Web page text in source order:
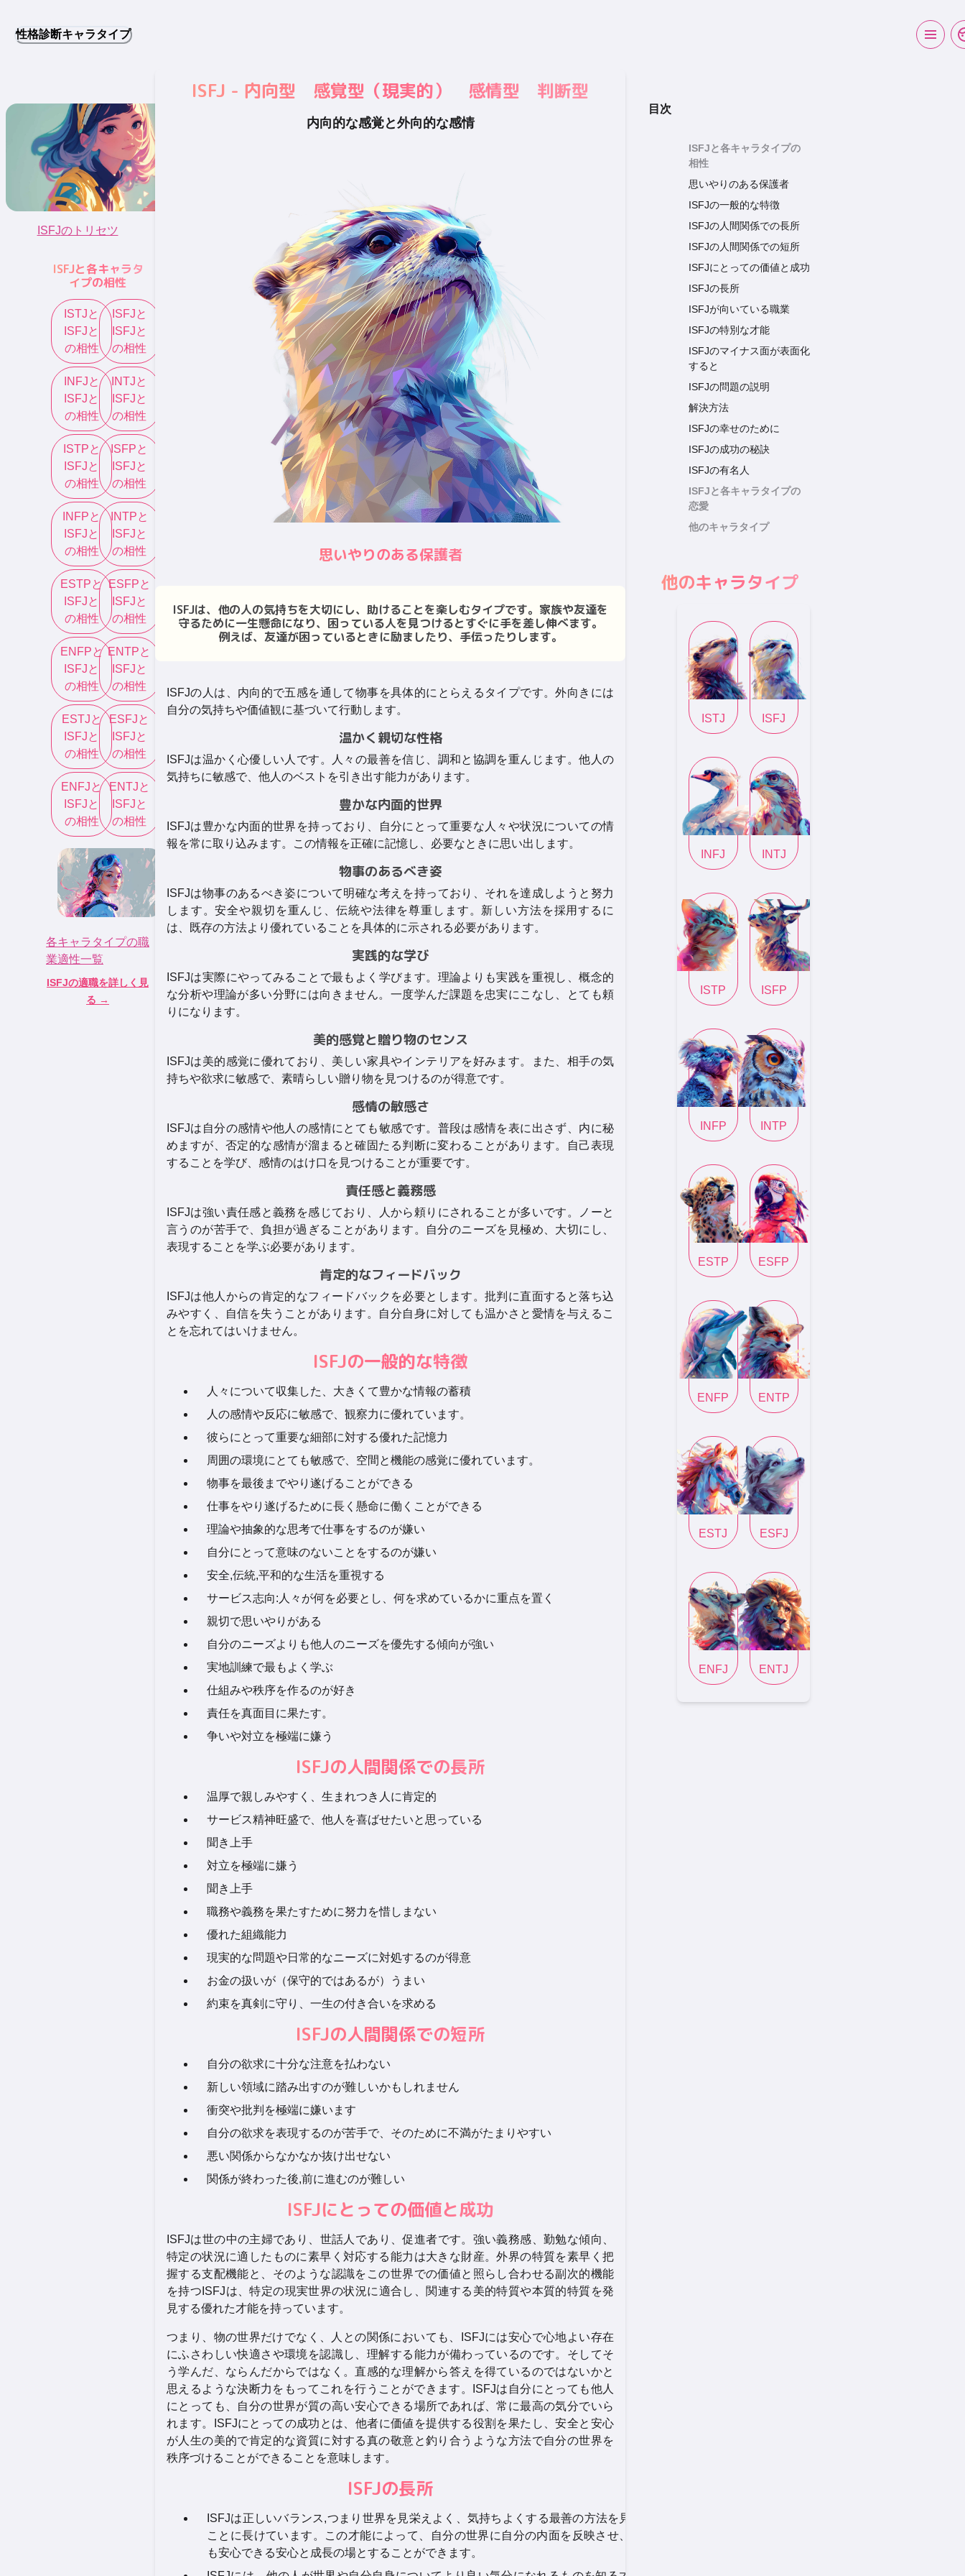
性格診断キャラタイプ
ISFJのトリセツ
ISFJと各キャラタ
イプの相性
ISTJと
ISFJと
の相性
ISFJと
ISFJと
の相性
INFJと
ISFJと
の相性
INTJと
ISFJと
の相性
ISTPと
ISFJと
の相性
ISFPと
ISFJと
の相性
INFPと
ISFJと
の相性
INTPと
ISFJと
の相性
ESTPと
ISFJと
の相性
ESFPと
ISFJと
の相性
ENFPと
ISFJと
の相性
ENTPと
ISFJと
の相性
ESTJと
ISFJと
の相性
ESFJと
ISFJと
の相性
ENFJと
ISFJと
の相性
ENTJと
ISFJと
の相性
各キャラタイプの職
業適性一覧
ISFJの適職を詳しく見
る →
ISFJ - 内向型 感覚型（現実的） 感情型 判断型
内向的な感覚と外向的な感情
思いやりのある保護者
ISFJは、他の人の気持ちを大切にし、助けることを楽しむタイプです。家族や友達を
守るために一生懸命になり、困っている人を見つけるとすぐに手を差し伸べます。
例えば、友達が困っているときに励ましたり、手伝ったりします。
ISFJの人は、内向的で五感を通して物事を具体的にとらえるタイプです。外向きには
自分の気持ちや価値観に基づいて行動します。
温かく親切な性格
ISFJは温かく心優しい人です。人々の最善を信じ、調和と協調を重んじます。他人の
気持ちに敏感で、他人のベストを引き出す能力があります。
豊かな内面的世界
ISFJは豊かな内面的世界を持っており、自分にとって重要な人々や状況についての情
報を常に取り込みます。この情報を正確に記憶し、必要なときに思い出します。
物事のあるべき姿
ISFJは物事のあるべき姿について明確な考えを持っており、それを達成しようと努力
します。安全や親切を重んじ、伝統や法律を尊重します。新しい方法を採用するに
は、既存の方法より優れていることを具体的に示される必要があります。
実践的な学び
ISFJは実際にやってみることで最もよく学びます。理論よりも実践を重視し、概念的
な分析や理論が多い分野には向きません。一度学んだ課題を忠実にこなし、とても頼
りになります。
美的感覚と贈り物のセンス
ISFJは美的感覚に優れており、美しい家具やインテリアを好みます。また、相手の気
持ちや欲求に敏感で、素晴らしい贈り物を見つけるのが得意です。
感情の敏感さ
ISFJは自分の感情や他人の感情にとても敏感です。普段は感情を表に出さず、内に秘
めますが、否定的な感情が溜まると確固たる判断に変わることがあります。自己表現
することを学び、感情のはけ口を見つけることが重要です。
責任感と義務感
ISFJは強い責任感と義務を感じており、人から頼りにされることが多いです。ノーと
言うのが苦手で、負担が過ぎることがあります。自分のニーズを見極め、大切にし、
表現することを学ぶ必要があります。
肯定的なフィードバック
ISFJは他人からの肯定的なフィードバックを必要とします。批判に直面すると落ち込
みやすく、自信を失うことがあります。自分自身に対しても温かさと愛情を与えるこ
とを忘れてはいけません。
ISFJの一般的な特徴
人々について収集した、大きくて豊かな情報の蓄積
人の感情や反応に敏感で、観察力に優れています。
彼らにとって重要な細部に対する優れた記憶力
周囲の環境にとても敏感で、空間と機能の感覚に優れています。
物事を最後までやり遂げることができる
仕事をやり遂げるために長く懸命に働くことができる
理論や抽象的な思考で仕事をするのが嫌い
自分にとって意味のないことをするのが嫌い
安全,伝統,平和的な生活を重視する
サービス志向:人々が何を必要とし、何を求めているかに重点を置く
親切で思いやりがある
自分のニーズよりも他人のニーズを優先する傾向が強い
実地訓練で最もよく学ぶ
仕組みや秩序を作るのが好き
責任を真面目に果たす。
争いや対立を極端に嫌う
ISFJの人間関係での長所
温厚で親しみやすく、生まれつき人に肯定的
サービス精神旺盛で、他人を喜ばせたいと思っている
聞き上手
対立を極端に嫌う
聞き上手
職務や義務を果たすために努力を惜しまない
優れた組織能力
現実的な問題や日常的なニーズに対処するのが得意
お金の扱いが（保守的ではあるが）うまい
約束を真剣に守り、一生の付き合いを求める
ISFJの人間関係での短所
自分の欲求に十分な注意を払わない
新しい領域に踏み出すのが難しいかもしれません
衝突や批判を極端に嫌います
自分の欲求を表現するのが苦手で、そのために不満がたまりやすい
悪い関係からなかなか抜け出せない
関係が終わった後,前に進むのが難しい
ISFJにとっての価値と成功
ISFJは世の中の主婦であり、世話人であり、促進者です。強い義務感、勤勉な傾向、
特定の状況に適したものに素早く対応する能力は大きな財産。外界の特質を素早く把
握する支配機能と、そのような認識をこの世界での価値と照らし合わせる副次的機能
を持つISFJは、特定の現実世界の状況に適合し、関連する美的特質や本質的特質を発
見する優れた才能を持っています。
つまり、物の世界だけでなく、人との関係においても、ISFJには安心で心地よい存在
にふさわしい快適さや環境を認識し、理解する能力が備わっているのです。そしてそ
う学んだ、ならんだからではなく。直感的な理解から答えを得ているのではないかと
思えるような決断力をもってこれを行うことができます。ISFJは自分にとっても他人
にとっても、自分の世界が質の高い安心できる場所であれば、常に最高の気分でいら
れます。ISFJにとっての成功とは、他者に価値を提供する役割を果たし、安全と安心
が人生の美的で肯定的な資質に対する真の敬意と釣り合うような方法で自分の世界を
秩序づけることができることを意味します。
ISFJの長所
ISFJは正しいバランス,つまり世界を見栄えよく、気持ちよくする最善の方法を見抜く
ことに長けています。この才能によって、自分の世界に自分の内面を反映させ、他者
も安心できる安心と成長の場とすることができます。
目次
ISFJと各キャラタイプの
相性
思いやりのある保護者
ISFJの一般的な特徴
ISFJの人間関係での長所
ISFJの人間関係での短所
ISFJにとっての価値と成功
ISFJの長所
ISFJが向いている職業
ISFJの特別な才能
ISFJのマイナス面が表面化
すると
ISFJの問題の説明
解決方法
ISFJの幸せのために
ISFJの成功の秘訣
ISFJの有名人
ISFJと各キャラタイプの
恋愛
他のキャラタイプ
他のキャラタイプ
ISTJ ISFJ
INFJ INTJ
ISTP ISFP
INFP INTP
ESTP ESFP
ENFP ENTP
ESTJ ESFJ
ENFJ ENTJ